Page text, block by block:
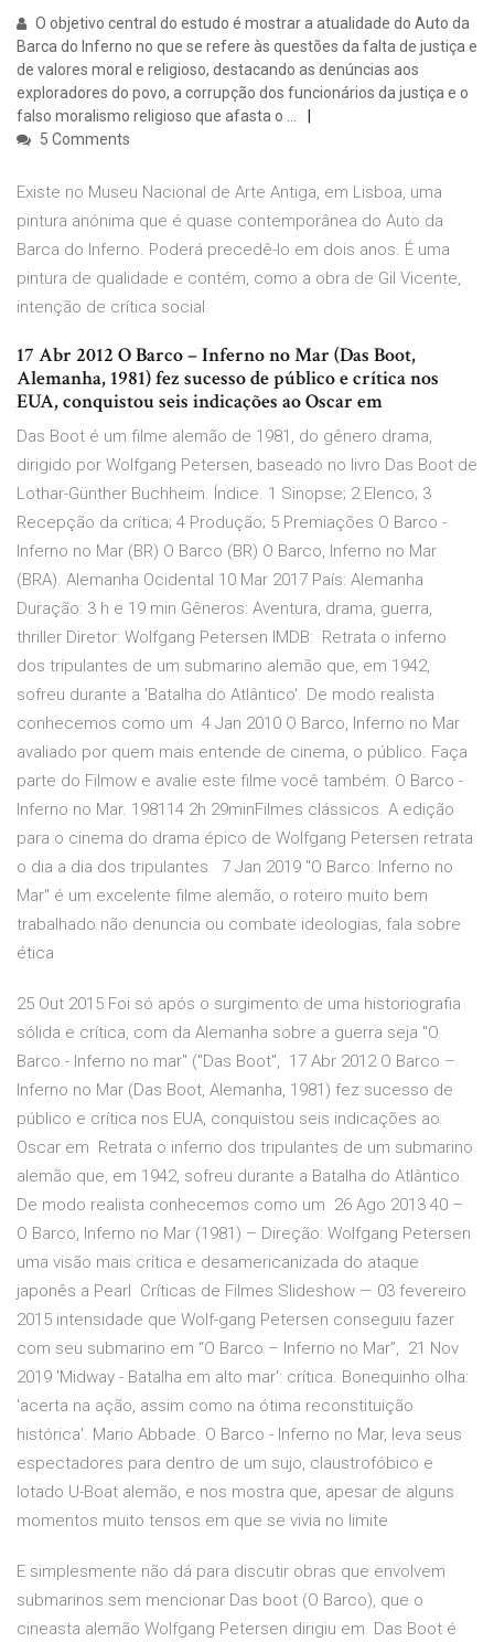
O objetivo central do estudo é mostrar a atualidade do Auto da
Barca do Inferno no que se refere às questões da falta de justiça e
de valores moral e religioso, destacando as denúncias aos
exploradores do povo, a corrupção dos funcionários da justiça e o
falso moralismo religioso que afasta o …
5 Comments
Existe no Museu Nacional de Arte Antiga, em Lisboa, uma
pintura anónima que é quase contemporânea do Auto da
Barca do Inferno. Poderá precedê-lo em dois anos. É uma
pintura de qualidade e contém, como a obra de Gil Vicente,
intenção de crítica social.
17 Abr 2012 O Barco – Inferno no Mar (Das Boot,
Alemanha, 1981) fez sucesso de público e crítica nos
EUA, conquistou seis indicações ao Oscar em
Das Boot é um filme alemão de 1981, do gênero drama,
dirigido por Wolfgang Petersen, baseado no livro Das Boot de
Lothar-Günther Buchheim. Índice. 1 Sinopse; 2 Elenco; 3
Recepção da crítica; 4 Produção; 5 Premiações O Barco -
Inferno no Mar (BR) O Barco (BR) O Barco, Inferno no Mar
(BRA). Alemanha Ocidental 10 Mar 2017 País: Alemanha
Duração: 3 h e 19 min Gêneros: Aventura, drama, guerra,
thriller Diretor: Wolfgang Petersen IMDB: Retrata o inferno
dos tripulantes de um submarino alemão que, em 1942,
sofreu durante a 'Batalha do Atlântico'. De modo realista
conhecemos como um 4 Jan 2010 O Barco, Inferno no Mar
avaliado por quem mais entende de cinema, o público. Faça
parte do Filmow e avalie este filme você também. O Barco -
Inferno no Mar. 198114 2h 29minFilmes clássicos. A edição
para o cinema do drama épico de Wolfgang Petersen retrata
o dia a dia dos tripulantes 7 Jan 2019 "O Barco: Inferno no
Mar" é um excelente filme alemão, o roteiro muito bem
trabalhado não denuncia ou combate ideologias, fala sobre
ética
25 Out 2015 Foi só após o surgimento de uma historiografia
sólida e crítica, com da Alemanha sobre a guerra seja "O
Barco - Inferno no mar" ("Das Boot", 17 Abr 2012 O Barco –
Inferno no Mar (Das Boot, Alemanha, 1981) fez sucesso de
público e crítica nos EUA, conquistou seis indicações ao
Oscar em Retrata o inferno dos tripulantes de um submarino
alemão que, em 1942, sofreu durante a Batalha do Atlântico.
De modo realista conhecemos como um 26 Ago 2013 40 –
O Barco, Inferno no Mar (1981) – Direção: Wolfgang Petersen
uma visão mais crítica e desamericanizada do ataque
japonês a Pearl Críticas de Filmes Slideshow — 03 fevereiro
2015 intensidade que Wolf-gang Petersen conseguiu fazer
com seu submarino em “O Barco – Inferno no Mar”, 21 Nov
2019 'Midway - Batalha em alto mar': crítica. Bonequinho olha:
'acerta na ação, assim como na ótima reconstituição
histórica'. Mario Abbade. O Barco - Inferno no Mar, leva seus
espectadores para dentro de um sujo, claustrofóbico e
lotado U-Boat alemão, e nos mostra que, apesar de alguns
momentos muito tensos em que se vivia no limite
E simplesmente não dá para discutir obras que envolvem
submarinos sem mencionar Das boot (O Barco), que o
cineasta alemão Wolfgang Petersen dirigiu em Das Boot é